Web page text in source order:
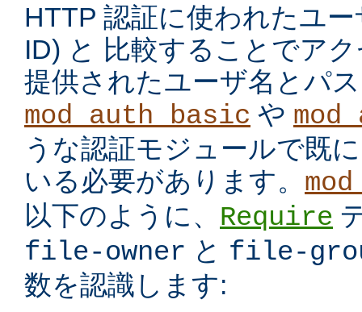
HTTP 認証に使われたユ
ID) と 比較することでア
提供されたユーザ名とパ
mod_auth_basic や
うな認証モジュールで既
いる必要があります。
以下のように、 Require
file-owner と file-
数を認識します: